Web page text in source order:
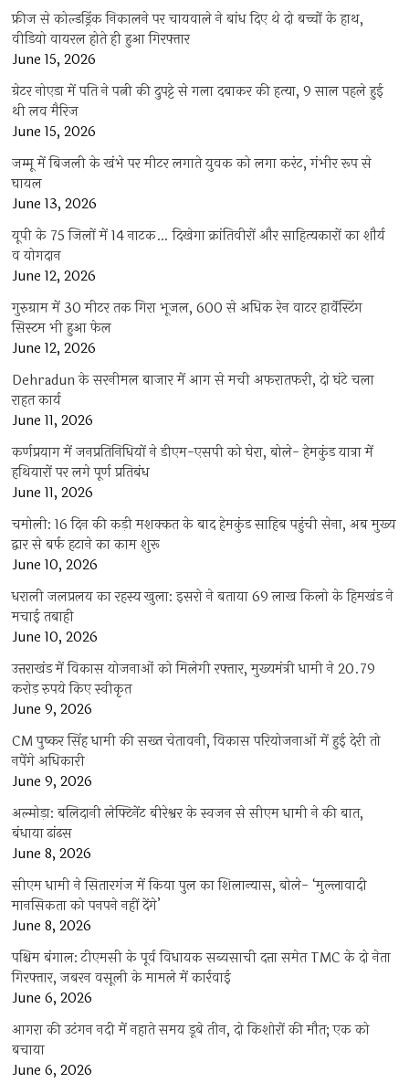
फ्रीज से कोल्डड्रिंक निकालने पर चायवाले ने बांध दिए थे दो बच्चों के हाथ,
वीडियो वायरल होते ही हुआ गिरफ्तार
June 15, 2026
ग्रेटर नोएडा में पति ने पत्नी की दुपट्टे से गला दबाकर की हत्या, 9 साल पहले हुई
थी लव मैरिज
June 15, 2026
जम्मू में बिजली के खंभे पर मीटर लगाते युवक को लगा करंट, गंभीर रूप से
घायल
June 13, 2026
यूपी के 75 जिलों में 14 नाटक… दिखेगा क्रांतिवीरों और साहित्यकारों का शौर्य
व योगदान
June 12, 2026
गुरुग्राम में 30 मीटर तक गिरा भूजल, 600 से अधिक रेन वाटर हार्वेस्टिंग
सिस्टम भी हुआ फेल
June 12, 2026
Dehradun के सरनीमल बाजार में आग से मची अफरातफरी, दो घंटे चला
राहत कार्य
June 11, 2026
कर्णप्रयाग में जनप्रतिनिधियों ने डीएम-एसपी को घेरा, बोले- हेमकुंड यात्रा में
हथियारों पर लगे पूर्ण प्रतिबंध
June 11, 2026
चमोली: 16 दिन की कड़ी मशक्कत के बाद हेमकुंड साहिब पहुंची सेना, अब मुख्य
द्वार से बर्फ हटाने का काम शुरू
June 10, 2026
धराली जलप्रलय का रहस्य खुला: इसरो ने बताया 69 लाख किलो के हिमखंड ने
मचाई तबाही
June 10, 2026
उत्तराखंड में विकास योजनाओं को मिलेगी रफ्तार, मुख्यमंत्री धामी ने 20.79
करोड़ रुपये किए स्वीकृत
June 9, 2026
CM पुष्कर सिंह धामी की सख्त चेतावनी, विकास परियोजनाओं में हुई देरी तो
नपेंगे अधिकारी
June 9, 2026
अल्मोड़ा: बलिदानी लेफ्टिनेंट बीरेश्वर के स्वजन से सीएम धामी ने की बात,
बंधाया ढांढस
June 8, 2026
सीएम धामी ने सितारगंज में किया पुल का शिलान्यास, बोले- ‘मुल्लावादी
मानसिकता को पनपने नहीं देंगे’
June 8, 2026
पश्चिम बंगाल: टीएमसी के पूर्व विधायक सब्यसाची दत्ता समेत TMC के दो नेता
गिरफ्तार, जबरन वसूली के मामले में कार्रवाई
June 6, 2026
आगरा की उटंगन नदी में नहाते समय डूबे तीन, दो किशोरों की मौत; एक को
बचाया
June 6, 2026